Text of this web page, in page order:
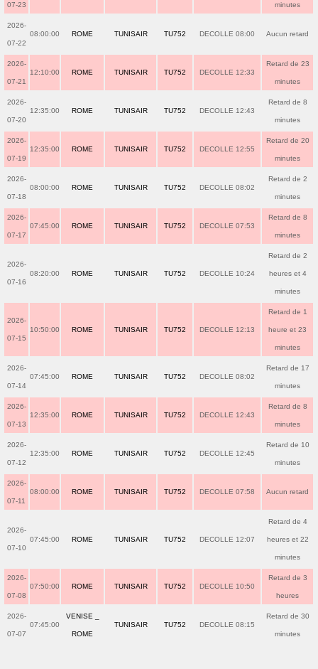
07-23 minutes
2026-
07-22
08:00:00 ROME TUNISAIR TU752 DECOLLE 08:00 Aucun retard
2026-
07-21
12:10:00 ROME TUNISAIR TU752 DECOLLE 12:33
Retard de 23
minutes
2026-
07-20
12:35:00 ROME TUNISAIR TU752 DECOLLE 12:43
Retard de 8
minutes
2026-
07-19
12:35:00 ROME TUNISAIR TU752 DECOLLE 12:55
Retard de 20
minutes
2026-
07-18
08:00:00 ROME TUNISAIR TU752 DECOLLE 08:02
Retard de 2
minutes
2026-
07-17
07:45:00 ROME TUNISAIR TU752 DECOLLE 07:53
Retard de 8
minutes
2026-
07-16
08:20:00 ROME TUNISAIR TU752 DECOLLE 10:24
Retard de 2
heures et 4
minutes
2026-
07-15
10:50:00 ROME TUNISAIR TU752 DECOLLE 12:13
Retard de 1
heure et 23
minutes
2026-
07-14
07:45:00 ROME TUNISAIR TU752 DECOLLE 08:02
Retard de 17
minutes
2026-
07-13
12:35:00 ROME TUNISAIR TU752 DECOLLE 12:43
Retard de 8
minutes
2026-
07-12
12:35:00 ROME TUNISAIR TU752 DECOLLE 12:45
Retard de 10
minutes
2026-
07-11
08:00:00 ROME TUNISAIR TU752 DECOLLE 07:58 Aucun retard
2026-
07-10
07:45:00 ROME TUNISAIR TU752 DECOLLE 12:07
Retard de 4
heures et 22
minutes
2026-
07-08
07:50:00 ROME TUNISAIR TU752 DECOLLE 10:50
Retard de 3
heures
2026-
07-07
07:45:00
VENISE _
ROME
TUNISAIR TU752 DECOLLE 08:15
Retard de 30
minutes